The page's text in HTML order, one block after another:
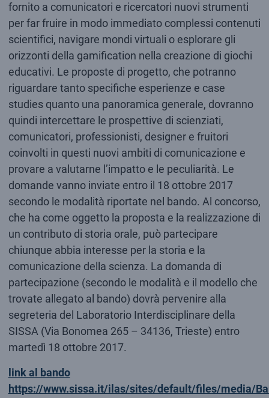
fornito a comunicatori e ricercatori nuovi strumenti
per far fruire in modo immediato complessi contenuti
scientifici, navigare mondi virtuali o esplorare gli
orizzonti della gamification nella creazione di giochi
educativi. Le proposte di progetto, che potranno
riguardare tanto specifiche esperienze e case
studies quanto una panoramica generale, dovranno
quindi intercettare le prospettive di scienziati,
comunicatori, professionisti, designer e fruitori
coinvolti in questi nuovi ambiti di comunicazione e
provare a valutarne l’impatto e le peculiarità. Le
domande vanno inviate entro il 18 ottobre 2017
secondo le modalità riportate nel bando. Al concorso,
che ha come oggetto la proposta e la realizzazione di
un contributo di storia orale, può partecipare
chiunque abbia interesse per la storia e la
comunicazione della scienza. La domanda di
partecipazione (secondo le modalità e il modello che
trovate allegato al bando) dovrà pervenire alla
segreteria del Laboratorio Interdisciplinare della
SISSA (Via Bonomea 265 – 34136, Trieste) entro
martedì 18 ottobre 2017.
link al bando
https://www.sissa.it/ilas/sites/default/files/media/